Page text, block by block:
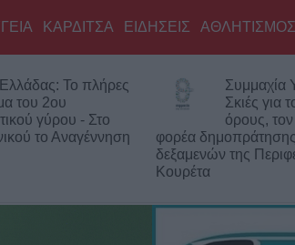
ΚΑΡΔΙΤΣΑ ΕΙΔΗΣΕΙΣ ΑΘΛΗΤΙΣΜΟΣ
Το πλήρες
του 2ου
γύρου - Στο
το Αναγέννηση
Συμμαχία
Σκιές για
όρους,
φορέα
δεξαμενών της
Κουρέτα